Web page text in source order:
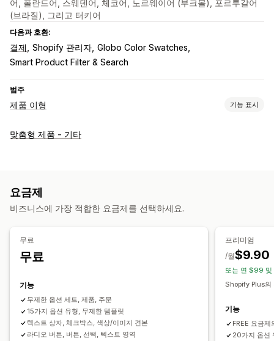
어, 폴란드어, 스웨덴어, 체코어, 노르웨이어 (부크몰), 포르투갈어
(브라질), 그리고 터키어
다음과 호환:
결제 Shopify 관리자 Globo Color Swatches
Smart Product Filter & Search
범주
제품 이형 기능 표시
맞춤 설정
가져오기 및 내보내기
조건제 가격 책정
추가 옵션 상품
재고
품절 상품 숨기기
SKU 관리 수동 업데이트 자동 업데이트
맞춤형 제품 - 기타
요금제
비즈니스에 가장 적합한 요금제를 선택하세요.
무료
무료
기능
무제한 옵션 세트, 제품, 주문
15가지 옵션 유형, 무제한 템플릿
텍스트 상자, 체크박스, 색상/이미지 견본
라디오 버튼, 버튼, 선택, 텍스트 영역
프리미엄
$9.90
/월
또는 연 $99 및
Shopify Plus
기능
FREE 요금
20가지 옵션